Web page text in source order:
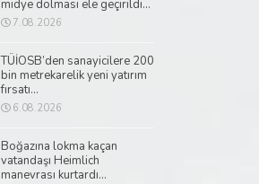
midye dolması ele geçirildi...
7.08.2026
TÜİOSB’den sanayicilere 200
bin metrekarelik yeni yatırım
fırsatı...
6.08.2026
Boğazına lokma kaçan
vatandaşı Heimlich
manevrası kurtardı...